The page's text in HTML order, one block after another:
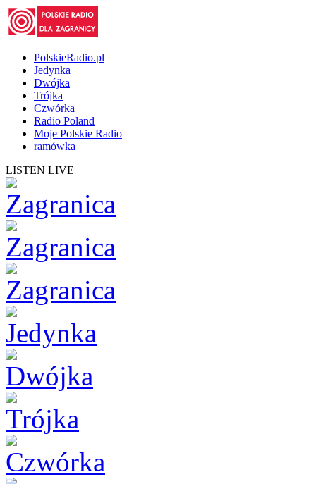
PolskieRadio.pl
Jedynka
Dwójka
Trójka
Czwórka
Radio Poland
Moje Polskie Radio
ramówka
LISTEN LIVE